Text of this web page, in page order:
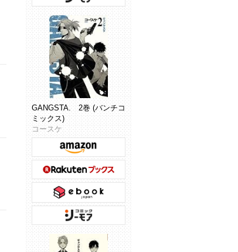
GANGSTA. 2巻 (バンチコ
ミックス)
コースケ